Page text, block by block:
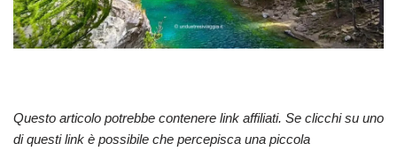
Questo articolo potrebbe contenere link affiliati. Se clicchi su uno
di questi link è possibile che percepisca una piccola